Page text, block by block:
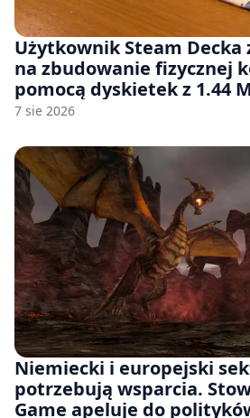
Użytkownik Steam Decka
na zbudowanie fizycznej
pomocą dyskietek z 1.44
7 sie 2026
Niemiecki i europejski
potrzebują wsparcia.
Game apeluje do